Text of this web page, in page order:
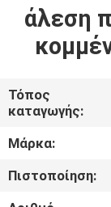
ΣΧΕΤΙΚΆ
ΜΕ
ΕΜΆΣ
ΕΠΙΣΚΈΨΕΙΣ
ΣΤΟ
άλεση
Τόπος
καταγωγής:
Μάρκα:
Πιστοποίηση: